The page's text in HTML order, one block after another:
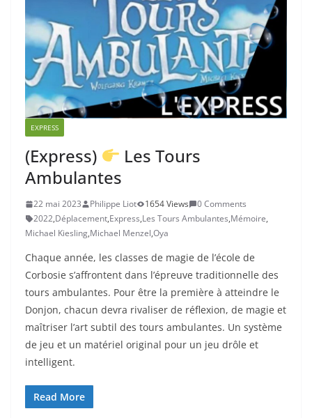
EXPRESS
(Express)
Les Tours
Ambulantes
22 mai 2023 Philippe Liot 1654 Views
0 Comments
2022,Déplacement,Express,Les Tours Ambulantes,Mémoire,
Michael Kiesling,Michael Menzel,Oya
Chaque année, les classes de magie de l’école de
Corbosie s’affrontent dans l’épreuve traditionnelle des
tours ambulantes. Pour être la première à atteindre le
Donjon, chacun devra rivaliser de réflexion, de magie et
maîtriser l’art subtil des tours ambulantes. Un système
de jeu et un matériel original pour un jeu drôle et
intelligent.
Read More